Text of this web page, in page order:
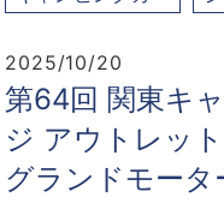
2025/10/20
第64回 関東キ
ジ アウトレッ
グランドモータ